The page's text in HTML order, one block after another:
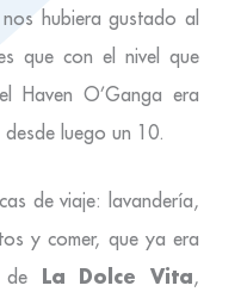
hubiera gustado al
que con el nivel que
Haven O’Ganga era
luego un 10.
de viaje: lavandería,
y comer, que ya era
La Dolce Vita,